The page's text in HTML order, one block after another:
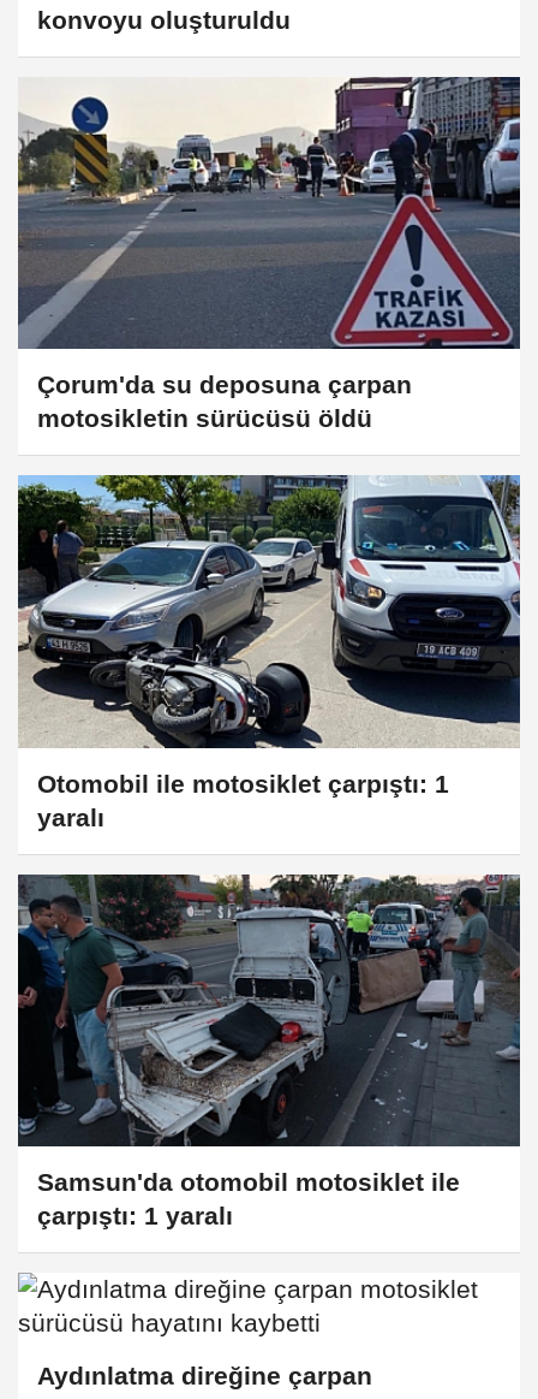
konvoyu oluşturuldu
Çorum'da su deposuna çarpan
motosikletin sürücüsü öldü
Otomobil ile motosiklet çarpıştı: 1
yaralı
Samsun'da otomobil motosiklet ile
çarpıştı: 1 yaralı
Aydınlatma direğine çarpan